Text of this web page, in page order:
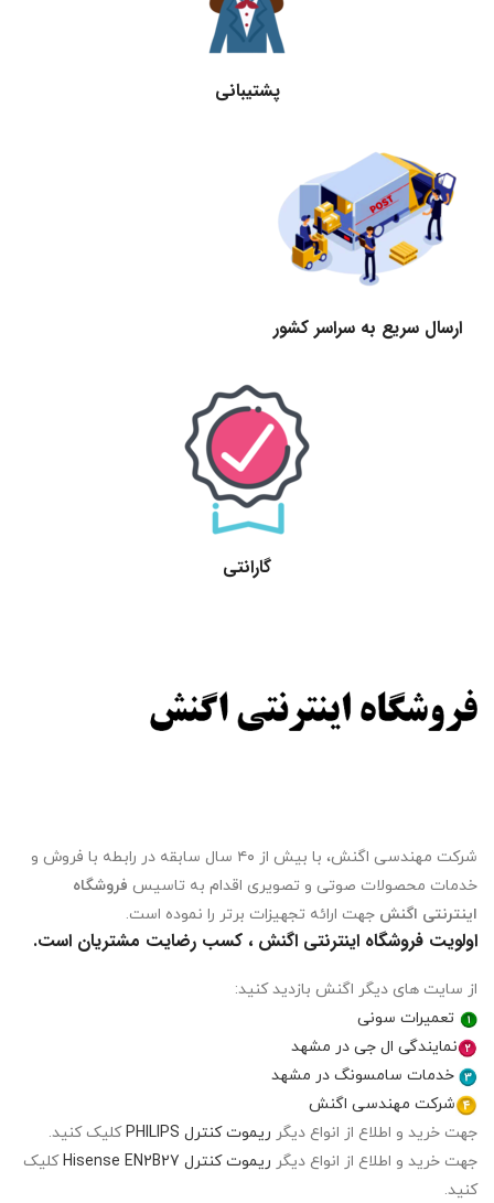
پشتیبانی
ارسال سریع به سراسر کشور
گارانتی
شرکت مهندسی اگنش، با بیش از ۴۰ سال سابقه در رابطه با فروش و
خدمات محصولات صوتی و تصویری اقدام به تاسیس فروشگاه
اینترنتی اگنش جهت ارائه تجهیزات برتر را نموده است.
اولویت فروشگاه اینترنتی اگنش ، کسب رضایت مشتریان است.
از سایت های دیگر اگنش بازدید کنید:
تعمیرات سونی
نمایندگی ال جی در مشهد
خدمات سامسونگ در مشهد
شرکت مهندسی اگنش
جهت خرید و اطلاع از انواع دیگر ریموت کنترل PHILIPS
کلیک کنید.
جهت خرید و اطلاع از انواع دیگر ریموت کنترل Hisense EN2B27
کلیک
کنید.